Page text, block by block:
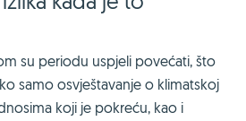
su periodu uspjeli povećati, što
samo osvještavanje o klimatskoj
koji je pokreću, kao i